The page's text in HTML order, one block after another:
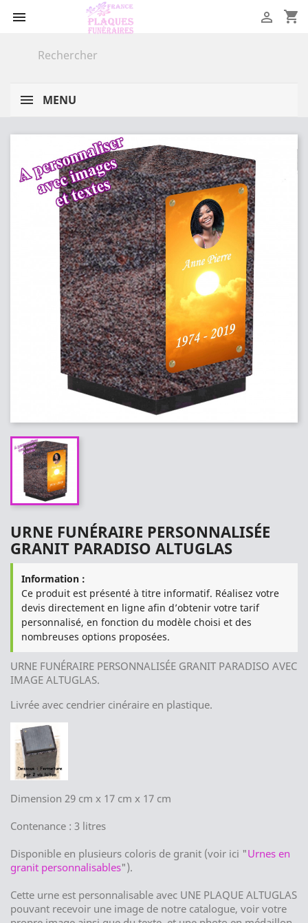
 shopping_cart

MENU
URNE FUNÉRAIRE PERSONNALISÉE
GRANIT PARADISO ALTUGLAS
Information :
Ce produit est présenté à titre informatif. Réalisez votre
devis directement en ligne afin d’obtenir votre tarif
personnalisé, en fonction du modèle choisi et des
nombreuses options proposées.
URNE FUNÉRAIRE PERSONNALISÉE GRANIT PARADISO AVEC
IMAGE ALTUGLAS.
Livrée avec cendrier cinéraire en plastique.
Dimension 29 cm x 17 cm x 17 cm
Contenance : 3 litres
Disponible en plusieurs coloris de granit (voir ici "Urnes en
granit personnalisables").
Cette urne est personnalisable avec UNE PLAQUE ALTUGLAS
pouvant recevoir une image de notre catalogue, voir votre